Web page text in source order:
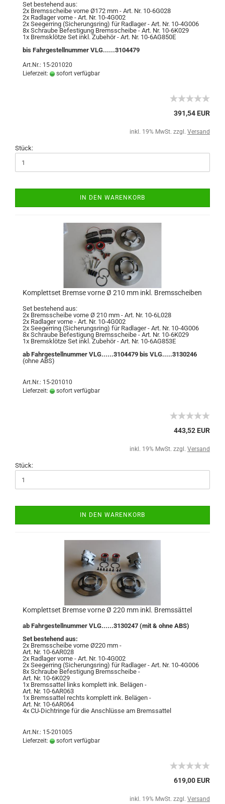
Set bestehend aus:
2x Bremsscheibe vorne Ø172 mm - Art. Nr. 10-6G028
2x Radlager vorne - Art. Nr. 10-4G002
2x Seegerring (Sicherungsring) für Radlager - Art. Nr. 10-4G006
8x Schraube Befestigung Bremsscheibe - Art. Nr. 10-6K029
1x Bremsklötze Set inkl. Zubehör - Art. Nr. 10-6AG850E
bis Fahrgestellnummer VLG......3104479
Art.Nr.: 15-201020
Lieferzeit:
sofort verfügbar
391,54 EUR
inkl. 19% MwSt. zzgl. Versand
Stück:
IN DEN WARENKORB
Komplettset Bremse vorne Ø 210 mm inkl. Bremsscheiben
Set bestehend aus:
2x Bremsscheibe vorne Ø 210 mm - Art. Nr. 10-6L028
2x Radlager vorne - Art. Nr. 10-4G002
2x Seegerring (Sicherungsring) für Radlager - Art. Nr. 10-4G006
8x Schraube Befestigung Bremsscheibe - Art. Nr. 10-6K029
1x Bremsklötze Set inkl. Zubehör - Art. Nr. 10-6AG853E
ab Fahrgestellnummer VLG......3104479 bis VLG.....3130246
(ohne ABS)
Art.Nr.: 15-201010
Lieferzeit:
sofort verfügbar
443,52 EUR
inkl. 19% MwSt. zzgl. Versand
Stück:
IN DEN WARENKORB
Komplettset Bremse vorne Ø 220 mm inkl. Bremssättel
ab Fahrgestellnummer VLG......3130247 (mit & ohne ABS)
Set bestehend aus:
2x Bremsscheibe vorne Ø220 mm -
Art. Nr. 10-6AR028
2x Radlager vorne - Art. Nr. 10-4G002
2x Seegerring (Sicherungsring) für Radlager - Art. Nr. 10-4G006
8x Schraube Befestigung Bremsscheibe -
Art. Nr. 10-6K029
1x Bremssattel links komplett ink. Belägen -
Art. Nr. 10-6AR063
1x Bremssattel rechts komplett ink. Belägen -
Art. Nr. 10-6AR064
4x CU-Dichtringe für die Anschlüsse am Bremssattel
Art.Nr.: 15-201005
Lieferzeit:
sofort verfügbar
619,00 EUR
inkl. 19% MwSt. zzgl. Versand